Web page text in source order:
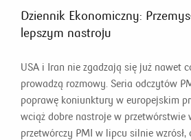
Dziennik Ekonomiczny:
lepszym nastroju
USA i Iran nie zgadzają się już nawet
prowadzą rozmowy. Seria odczytów
poprawę koniunktury w europejskim
wciąż dobre nastroje w przetwórstwie
przetwórczy PMI w lipcu silnie wzrósł,